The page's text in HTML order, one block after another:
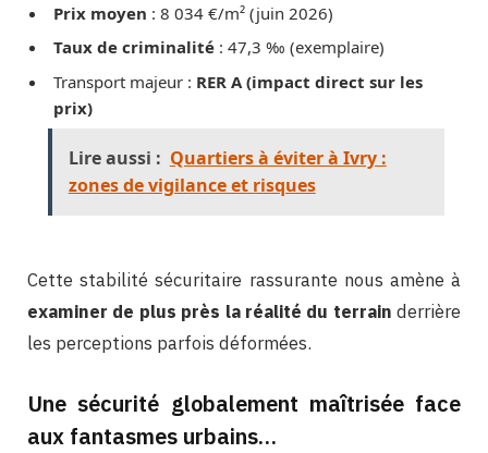
Prix moyen : 8 034 €/m² (juin 2026)
Taux de criminalité: 47,3 ‰ (exemplaire)
Transport majeur : RER A (impact direct sur les
prix)
Lire aussi : Quartiers à éviter à Ivry :
zones de vigilance et risques
Cette stabilité sécuritaire rassurante nous amène à
examiner de plus près la réalité du terrain derrière
les perceptions parfois déformées.
Une sécurité globalement maîtrisée face
aux fantasmes urbains…